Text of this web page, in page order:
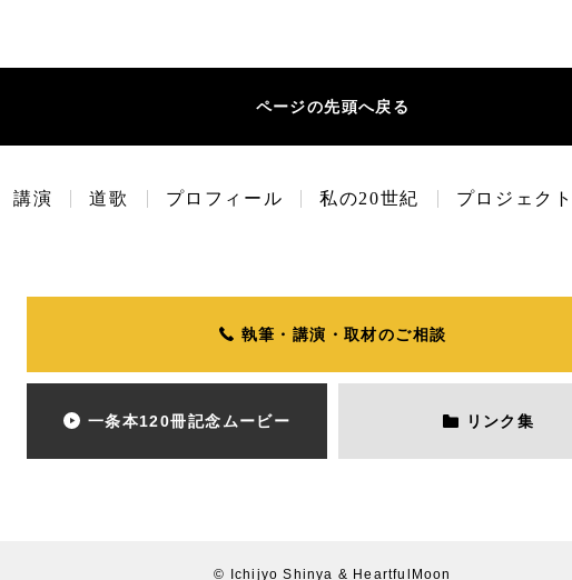
ページの先頭へ戻る
講演 道歌 プロフィール 私の20世紀 プロジェクト
執筆・講演・取材のご相談
一条本120冊記念ムービー リンク集
© Ichijyo Shinya & HeartfulMoon